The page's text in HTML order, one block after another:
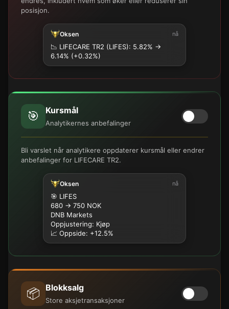
posisjon.
Oksen nå
📉 LIFECARE TR2 (LIFES): 5.82% →
6.14% (+0.32%)
🎯 Kursmål
Analytikernes anbefalinger
Bli varslet når analytikere oppdaterer kursmål eller endrer
anbefalinger for LIFECARE TR2.
Oksen nå
🎯 LIFES
680 → 750 NOK
DNB Markets
Oppjustering: Kjøp
📈 Oppside: +12.5%
📦 Blokksalg
Store aksjetransaksjoner